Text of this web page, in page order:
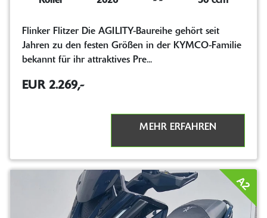
Flinker Flitzer Die AGILITY-Baureihe gehört seit
Jahren zu den festen Größen in der KYMCO-Familie
bekannt für ihr attraktives Pre...
EUR 2.269,-
MEHR ERFAHREN
A2